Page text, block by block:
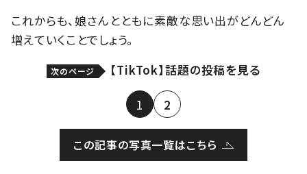
これからも、娘さんとともに素敵な思い出がどんどん
増えていくことでしょう。
次のページ 【TikTok】話題の投稿を見る
1 2
この記事の写真一覧はこちら